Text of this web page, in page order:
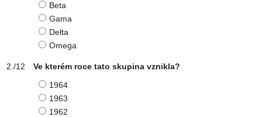
Beta
Gama
Delta
Omega
Ve kterém roce tato skupina vznikla?
1964
1963
1962